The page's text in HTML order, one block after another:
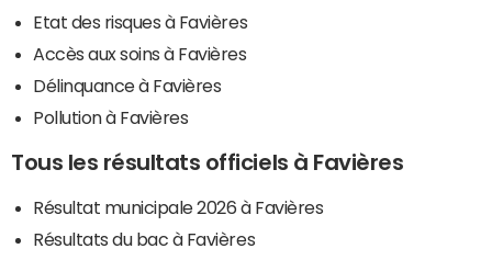
Etat des risques à Favières
Accès aux soins à Favières
Délinquance à Favières
Pollution à Favières
Tous les résultats officiels à Favières
Résultat municipale 2026 à Favières
Résultats du bac à Favières